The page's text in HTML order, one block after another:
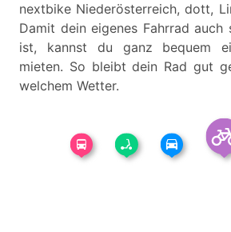
nextbike Niederösterreich, dott,
Damit dein eigenes Fahrrad auch
ist, kannst du ganz bequem
mieten. So bleibt dein Rad gut
welchem Wetter.